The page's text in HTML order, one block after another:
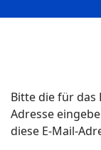
Bitte die für
Adresse
diese E-Mail-